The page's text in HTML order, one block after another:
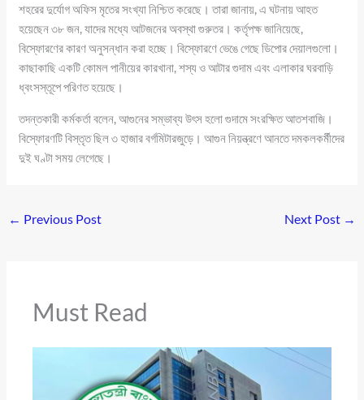
শহরের দুর্যোগ অফিস মৃতের সংখ্যা নিশ্চিত করেছে। তারা জানায়, এ ঘটনায় আহত
হয়েছেন ৩৮ জন, যাদের মধ্যে আটজনের অবস্থা গুরুতর। কর্তৃপক্ষ জানিয়েছে,
বিস্ফোরণের কারণ অনুসন্ধান করা হচ্ছে। বিস্ফোরণে ভেঙে গেছে ডিপোর দেয়ালগুলো।
কাছাকাছি একটি কোমল পানীয়ের কারখানা, শস্য ও আটার গুদাম এবং এলাকার ঘরবাড়ি
ধ্বংসস্তূপে পরিণত হয়েছে।
তদন্তকারী কর্মকর্তা বলেন, আগুনের সম্ভাব্য উৎস হলো গুদামে সংরক্ষিত আতশবাজি।
বিস্ফোরণটি বিস্তৃত ছিল ৩ হাজার বর্গমিটারজুড়ে। আগুন নিয়ন্ত্রণে আনতে দমকলকর্মীদের
দুই ঘণ্টা সময় লেগেছে।
← Previous Post Next Post →
Must Read